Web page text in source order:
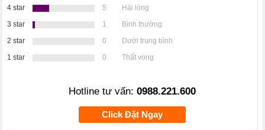
4 star 5
Hài lòng
3 star
1
Bình thường
2 star
0
Dưới trung bình
1 star
0 Thất vọng
Hotline tư vấn: 0988.221.600
Click Đặt Ngay